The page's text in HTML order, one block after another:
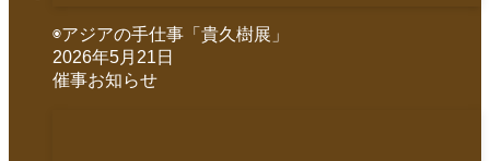
◉アジアの手仕事「貴久樹展」
2026年5月21日
催事お知らせ